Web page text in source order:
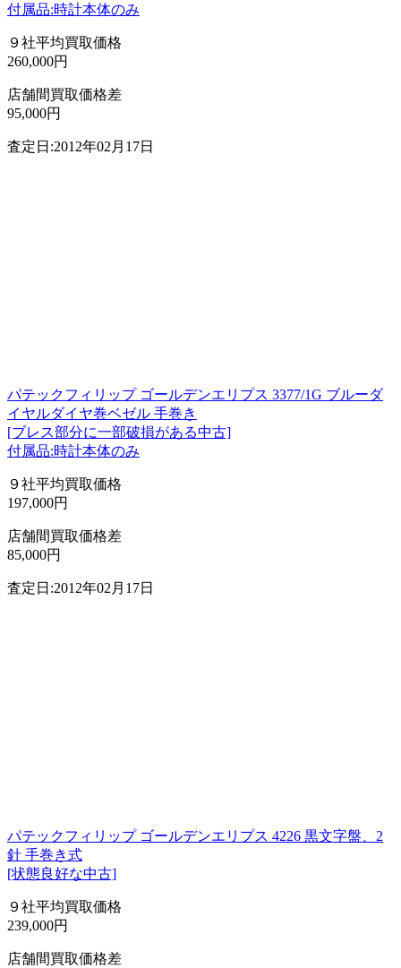
付属品:時計本体のみ
９社平均買取価格
260,000円
店舗間買取価格差
95,000円
査定日:2012年02月17日
パテックフィリップ ゴールデンエリプス 3377/1G ブルーダ
イヤルダイヤ巻ベゼル 手巻き
[ブレス部分に一部破損がある中古]
付属品:時計本体のみ
９社平均買取価格
197,000円
店舗間買取価格差
85,000円
査定日:2012年02月17日
パテックフィリップ ゴールデンエリプス 4226 黒文字盤、2
針 手巻き式
[状態良好な中古]
９社平均買取価格
239,000円
店舗間買取価格差